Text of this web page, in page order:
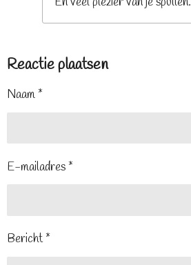
Reactie plaatsen
Naam *
E-mailadres *
Bericht *